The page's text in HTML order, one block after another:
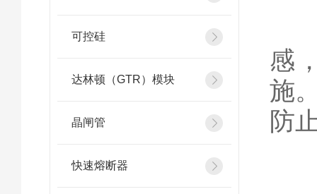
可控硅
达林顿（GTR）模块
晶闸管
快速熔断器
感
施
防